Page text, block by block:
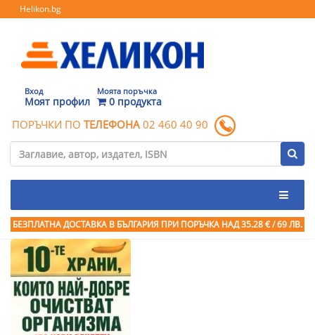
Helikon.bg
Вход
Моят профил
Моята поръчка
0 продукта
ПОРЪЧКИ ПО ТЕЛЕФОНА 02 460 40 90
БЕЗПЛАТНА ДОСТАВКА В БЪЛГАРИЯ ПРИ ПОРЪЧКА НАД 35.28 € / 69 ЛВ.